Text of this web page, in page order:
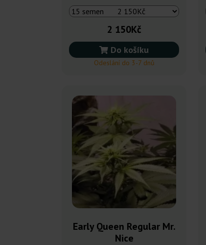
2 150Kč
Do košíku
Odeslání do 3-7 dnů
Early Queen Regular Mr.
Nice